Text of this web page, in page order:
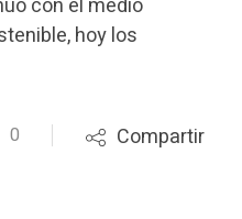
con el medio
hoy los
0 Compartir